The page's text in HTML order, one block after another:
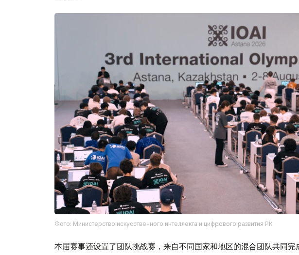
Фото: Министерство искусственного интеллекта и цифрового развития РК
本届赛事还设置了团队挑战赛，来自不同国家和地区的混合团队共同完